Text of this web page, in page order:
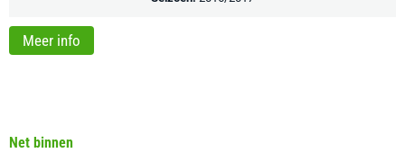
Net binnen
Meer info